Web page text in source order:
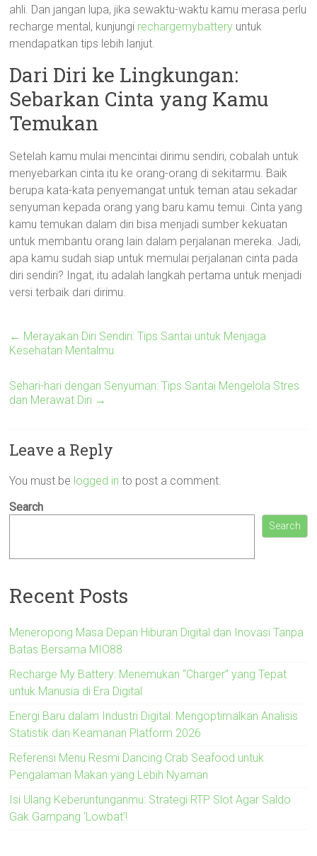
ahli. Dan jangan lupa, jika sewaktu-waktu kamu merasa perlu
recharge mental, kunjungi rechargemybattery untuk
mendapatkan tips lebih lanjut.
Dari Diri ke Lingkungan:
Sebarkan Cinta yang Kamu
Temukan
Setelah kamu mulai mencintai dirimu sendiri, cobalah untuk
menyebarkan cinta itu ke orang-orang di sekitarmu. Baik
berupa kata-kata penyemangat untuk teman atau sekadar
senyuman kepada orang yang baru kamu temui. Cinta yang
kamu temukan dalam diri bisa menjadi sumber kekuatan
untuk membantu orang lain dalam perjalanan mereka. Jadi,
apa kamu sudah siap untuk memulai perjalanan cinta pada
diri sendiri? Ingat, itu adalah langkah pertama untuk menjadi
versi terbaik dari dirimu.
← Merayakan Diri Sendiri: Tips Santai untuk Menjaga
Kesehatan Mentalmu
Sehari-hari dengan Senyuman: Tips Santai Mengelola Stres
dan Merawat Diri →
Leave a Reply
You must be logged in to post a comment.
Search
Search
Recent Posts
Meneropong Masa Depan Hiburan Digital dan Inovasi Tanpa
Batas Bersama MIO88
Recharge My Battery: Menemukan “Charger” yang Tepat
untuk Manusia di Era Digital
Energi Baru dalam Industri Digital: Mengoptimalkan Analisis
Statistik dan Keamanan Platform 2026
Referensi Menu Resmi Dancing Crab Seafood untuk
Pengalaman Makan yang Lebih Nyaman
Isi Ulang Keberuntunganmu: Strategi RTP Slot Agar Saldo
Gak Gampang ‘Lowbat’!